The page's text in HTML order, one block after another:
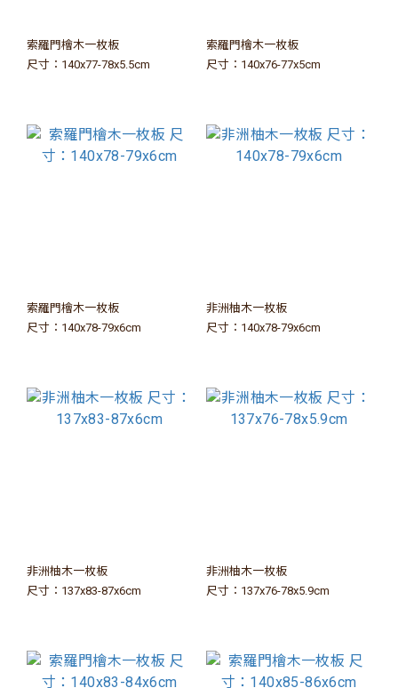
索羅門檜木一枚板
尺寸：140x77-78x5.5cm
索羅門檜木一枚板
尺寸：140x76-77x5cm
索羅門檜木一枚板
尺寸：140x78-79x6cm
非洲柚木一枚板
尺寸：140x78-79x6cm
非洲柚木一枚板
尺寸：137x83-87x6cm
非洲柚木一枚板
尺寸：137x76-78x5.9cm